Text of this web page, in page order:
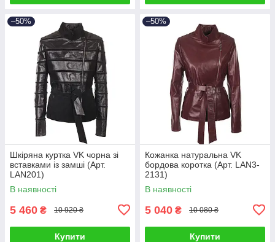
–50%
Шкіряна куртка VK чорна зі
вставками із замші (Арт.
LAN201)
В наявності
5 460 ₴ 10 920 ₴
Купити
–50%
Кожанка натуральна VK
бордова коротка (Арт. LAN3-
2131)
В наявності
5 040 ₴ 10 080 ₴
Купити